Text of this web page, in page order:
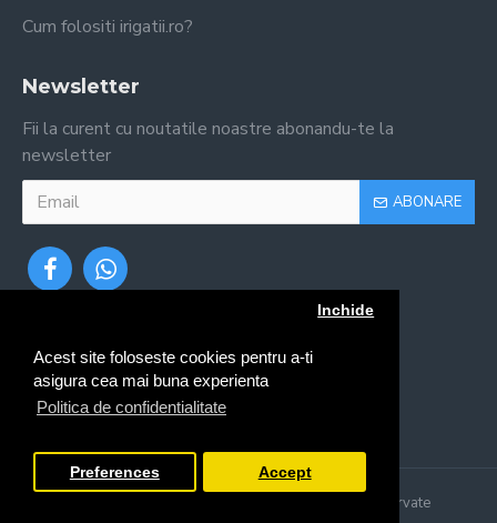
Acest site foloseste cookies pentru a-ti
asigura cea mai buna experienta
Politica de confidentialitate
Inchide
Preferences Accept
Cum folositi irigatii.ro?
Newsletter
Fii la curent cu noutatile noastre abonandu-te la
newsletter
ABONARE
Copyright © 2024, Irigatii.ro, Toate drepturile rezervate